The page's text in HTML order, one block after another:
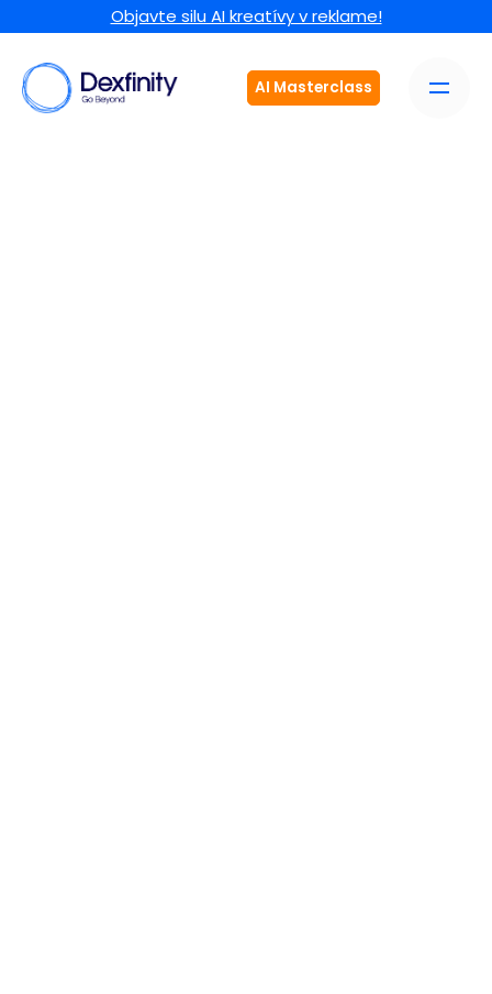
Objavte silu AI kreatívy v reklame!
AI Masterclass